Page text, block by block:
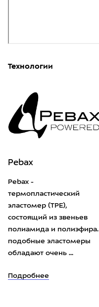
Технологии
Pebax
Pebax -
термопластический
эластомер (TPE),
состоящий из звеньев
полиамида и полиэфира.
подобные эластомеры
обладают очень ...
Подробнее